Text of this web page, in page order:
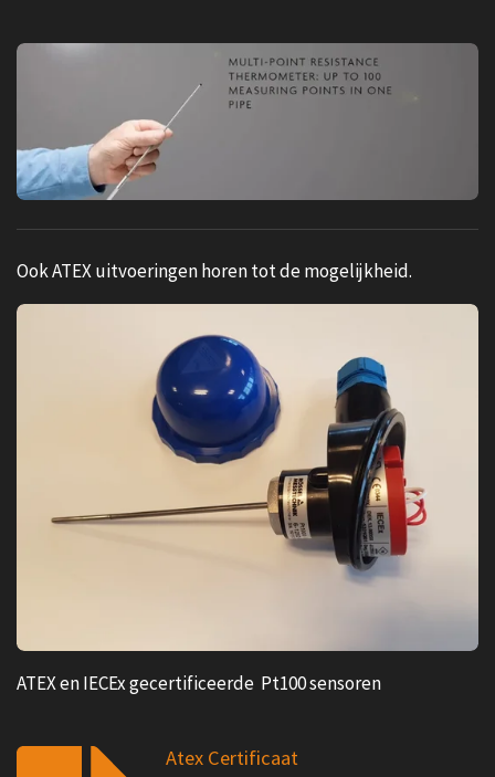
Ook ATEX uitvoeringen horen tot de mogelijkheid.
ATEX en IECEx gecertificeerde Pt100 sensoren
Atex Certificaat